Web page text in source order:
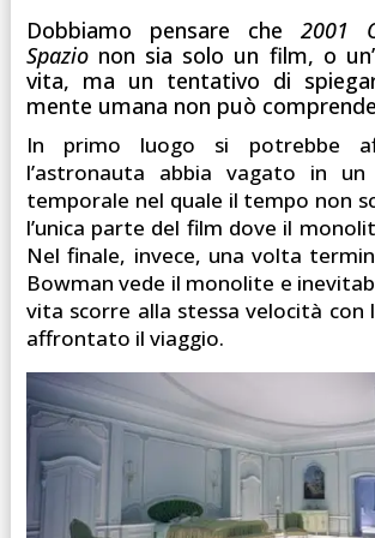
Dobbiamo pensare che2001
Spazionon sia solo un film, o
vita, ma un tentativo di
mente umana non può
In primo luogo si potrebbe
l’astronauta abbia vagato in un
temporale nel quale il tempo non
l’unica parte del film dove il
Nel finale, invece, una volta
Bowman vede il monolite e
vita scorre alla stessa velocità con
affrontato il viaggio.